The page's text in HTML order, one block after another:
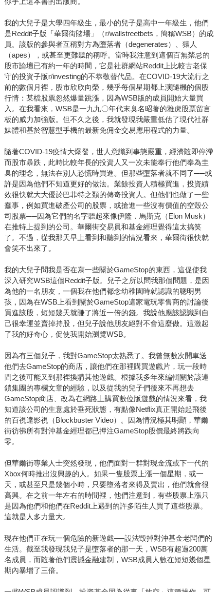
我的大兒子是大學四年級生，最小的兒子是高中一年級生，他們
是Reddit子版「華爾街賭場」（r/wallstreetbets，簡稱WSB）的成
員。該版的參與者互稱對方為墮落者（degenerates）、猿人
（apes），或甚至更難聽的稱呼。當時我注意到這個百無禁忌的
股市論壇已有約一年的時間，它是社群網站Reddit上比較古老保
守的投資子版r/investing的不恭敬替代品。在COVID-19大流行之
前的數個月裡，股市欣欣向榮，幾乎每個星期都上演隨機的個股
行情：某檔股票忽然爆量跳漲，因為WSB版的成員開始大量買
入。在我看來，WSB是一九九〇年代末臭名昭著的雅虎股票留言
板的威力加強版。但不久之後，我就發現我嚴重低估了現代社群
媒體和基於智慧型手機的最新免佣金交易應用程式的力量。
隨著COVID-19疫情大爆發，世人意識到事態嚴重，經濟隨即停滯
而股市暴跌，此時比較年長的投資人又一次未能奉行他們奉為圭
臬的理念，無法在別人恐慌時買進。但那些墮落者就不同了──或
許是因為他們不知道更好的做法。業餘投資人積極買進，投資績
效很快就大大優於巴菲特之類的傳奇投資人。但他們也做了一些
蠢事，例如買進破產公司的股票，或搶進一些沒有價值的空殼公
司股票──因為它們的名字聽起來像伊隆．馬斯克（Elon Musk）
在推特上提到的公司。華爾街交易員和基金經理覺得這太搞笑
了。不過，從我那天早上看到和聽到的情況看來，華爾街很快就
會笑不出來了。
我的大兒子問我是否在寫一些關於GameStop的東西，這促使我
深入研究WSB這個Reddit子版。兒子之所以問我那個問題，是因
為他的一名朋友，一個我在他們都念幼稚園時就認識的聰明男
孩，因為在WSB上看到關於GameStop這家電玩零售商的討論後
買進該股，短短幾天就賺了將近一倍的錢。我說他應該認識到自
己很幸運並賣掉持股，但兒子說他朋友絕對不會這麼做。這激起
了我的好奇心，促使我開始瀏覽WSB。
因為有三個兒子，我對GameStop太熟悉了。我曾無數次開車送
他們去GameStop的商店，讓他們在那裡購買遊戲片，玩一段時
間之後可能又到那裡換購其他遊戲。根據我多年來編輯關於該連
鎖集團的專欄文章的經驗，以及從我的兒子們後來不再想去
GameStop商店、改為在網路上購買數位版遊戲的情況來看，我
知道該公司的生意處於垂死狀態，有點像Netflix真正開始起飛後
的百視達影視（Blockbuster Video）。因為情況極其明顯，華爾
街彷彿所有對沖基金經理都已押注GameStop股價最終將跌向
零。
但華爾街專業人士突然發現，他們面對一群對現金流或下一代的
Xbox何時推出沒興趣的人。如果一隻股票上漲一個星期，或一
天，或甚至只是幾個小時，只要墮落者來得及賣出，他們就會很
高興。在之前一年左右的時間裡，他們注意到，有些股票上漲只
是因為他們和他們在Reddit上遇到的許多陌生人買了這些股票。
這就是人多力量大。
現在他們正在玩一個危險的新遊戲──設法毀掉對沖基金老闆們的
生活。截至我發現我兒子是墮落者的那一天，WSB有超過200萬
名成員，而隨著他們震撼金融建制，WSB成員人數在短短幾個星
期內暴增了三倍。